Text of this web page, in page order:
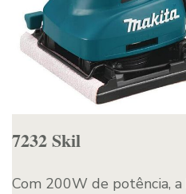
7232 Skil
Com 200W de potência, a